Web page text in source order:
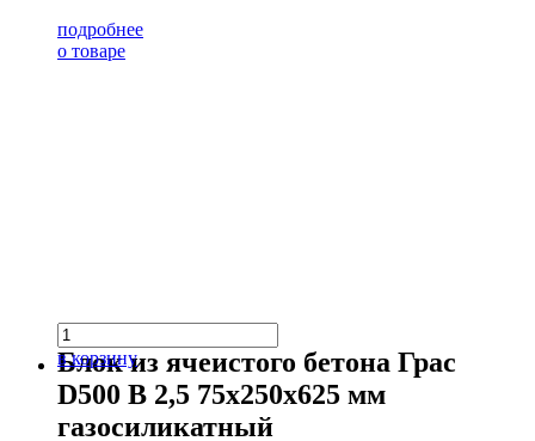
подробнее
о товаре
в корзину
Блок из ячеистого бетона Грас
D500 В 2,5 75х250х625 мм
газосиликатный